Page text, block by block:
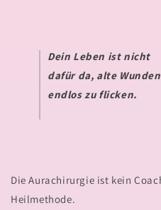
Dein Leben ist nicht
dafür da, alte Wunden
endlos zu flicken.
DieAurachirurgie ist kein
Heilmethode.